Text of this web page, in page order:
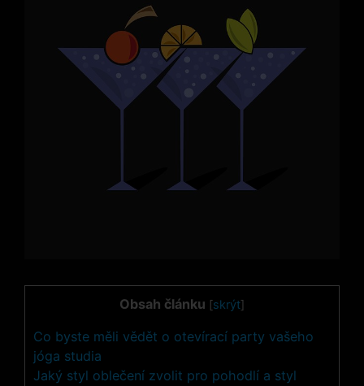
Obsah článku [skrýt]
Co byste měli vědět o otevírací party vašeho
jóga studia
Jaký styl oblečení zvolit pro pohodlí a styl